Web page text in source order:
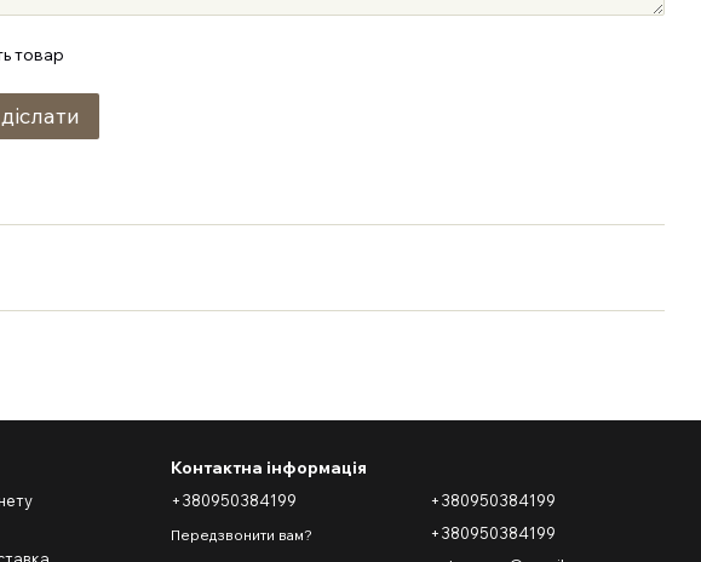
товар
Контактна інформація
+380950384199
Передзвонити вам?
+380950384199
+380950384199